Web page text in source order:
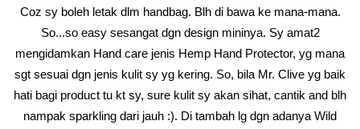
Coz sy boleh letak dlm handbag. Blh di bawa ke mana-mana.
So...so easy sesangat dgn design mininya. Sy amat2
mengidamkan Hand care jenis Hemp Hand Protector, yg mana
sgt sesuai dgn jenis kulit sy yg kering. So, bila Mr. Clive yg baik
hati bagi product tu kt sy, sure kulit sy akan sihat, cantik and blh
nampak sparkling dari jauh :). Di tambah lg dgn adanya Wild